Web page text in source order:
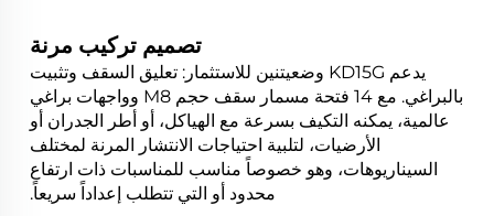
تصميم تركيب مرنة
يدعم KD15G وضعيتنين للاستثمار: تعليق السقف وتثبيت
بالبراغي. مع 14 فتحة مسمار سقف حجم M8 وواجهات براغي
عالمية، يمكنه التكيف بسرعة مع الهياكل، أو أطر الجدران أو
الأرضيات، لتلبية احتياجات الانتشار المرنة لمختلف
السيناريوهات، وهو خصوصاً مناسب للمناسبات ذات ارتفاع
محدود أو التي تتطلب إعداداً سريعاً.